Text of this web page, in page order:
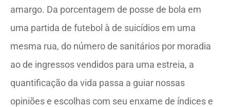
amargo. Da porcentagem de posse de bola em
uma partida de futebol à de suicídios em uma
mesma rua, do número de sanitários por moradia
ao de ingressos vendidos para uma estreia, a
quantificação da vida passa a guiar nossas
opiniões e escolhas com seu enxame de índices e